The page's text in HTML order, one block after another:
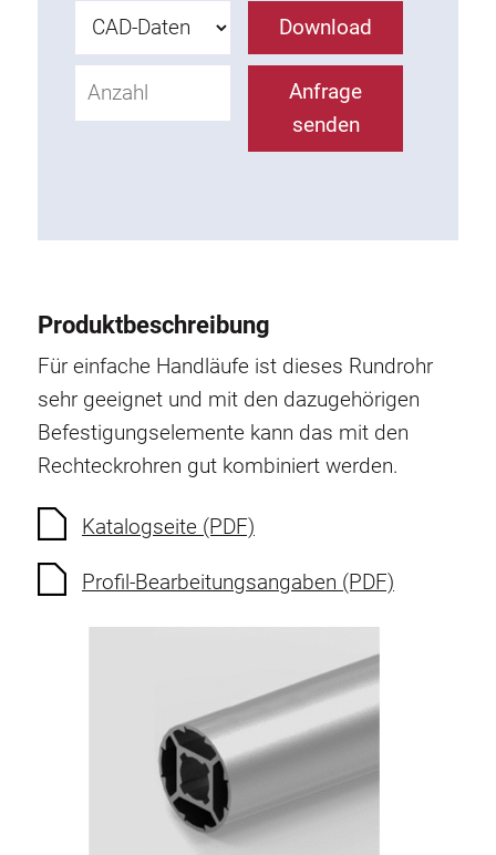
Rollbahnsystem
Download
Anfrage
senden
Produktbeschreibung
Für einfache Handläufe ist dieses Rundrohr
sehr geeignet und mit den dazugehörigen
Befestigungselemente kann das mit den
Rechteckrohren gut kombiniert werden.
Katalogseite (PDF)
Profil-Bearbeitungsangaben (PDF)